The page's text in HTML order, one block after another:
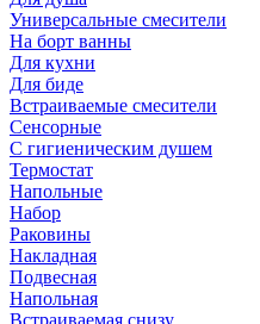
Универсальные смесители
На борт ванны
Для кухни
Для биде
Встраиваемые смесители
Сенсорные
С гигиеническим душем
Термостат
Напольные
Набор
Раковины
Накладная
Подвесная
Напольная
Встраиваемая снизу